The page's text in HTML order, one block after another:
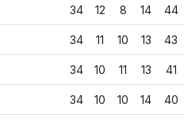
34 12 8 14 44
34 11 10 13 43
34 10 11 13 41
34 10 10 14 40